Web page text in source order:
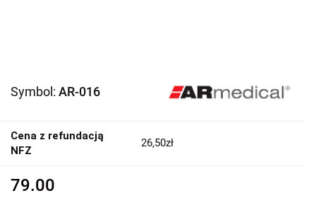
Symbol: AR-016
Cena z refundacją
NFZ
26,50zł
79.00